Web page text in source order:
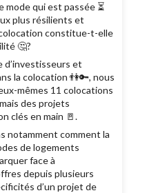
mode qui est passée ⏳
plus résilients et
colocation constitue-t-elle
🤔?
d’investisseurs et
la colocation 👫🔑, nous
mêmes 11 colocations
des projets
clés en main 🚪.
notamment comment la
de logements
face à
depuis plusieurs
d’un projet de